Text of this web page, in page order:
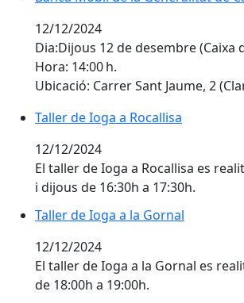
12/12/2024
Dia:Dijous 12 de desembre (Caixa
Hora: 14:00 h.
Ubicació: Carrer Sant Jaume, 2
Taller de Ioga a Rocallisa
Taller de Ioga a Rocallisa
12/12/2024
El taller de Ioga a Rocallisa es
i dijous de 16:30h a 17:30h.
Taller de Ioga a la Gornal
Taller de Ioga a la Gornal
12/12/2024
El taller de Ioga a la Gornal es
de 18:00h a 19:00h.